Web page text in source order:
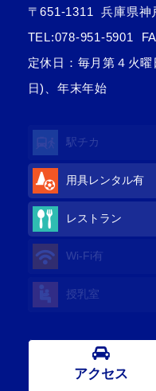
〒651-1311
兵庫県神
TEL:078-951-5901
定休日：毎月第４火
日)、年末年始
駅チカ
用具レンタル有
レストラン
Wi-Fi有
授乳室
アクセス